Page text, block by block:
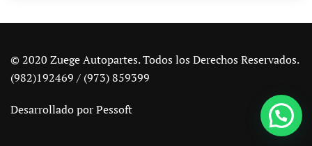
© 2020 Zuege Autopartes. Todos los Derechos Reservados.
(982)192469 / (973) 859399
Desarrollado porPessoft